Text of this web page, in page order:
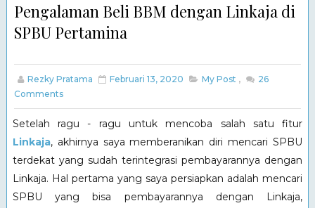
Pengalaman Beli BBM dengan Linkaja di
SPBU Pertamina
Rezky Pratama Februari 13, 2020 My Post ,
26
Comments
Setelah ragu - ragu untuk mencoba salah satu fitur
Linkaja, akhirnya saya memberanikan diri mencari SPBU
terdekat yang sudah terintegrasi pembayarannya dengan
Linkaja. Hal pertama yang saya persiapkan adalah mencari
SPBU yang bisa pembayarannya dengan Linkaja,